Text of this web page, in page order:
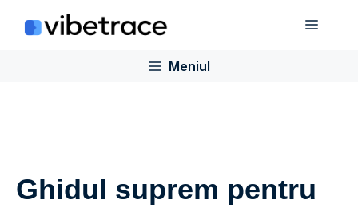
Meniul
Ghidul suprem pentru